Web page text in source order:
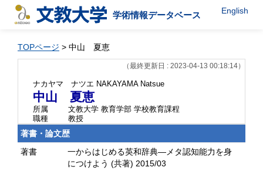
学術情報データベース English
TOPページ > 中山 夏恵
（最終更新日 : 2023-04-13 00:18:14）
ナカヤマ ナツエ NAKAYAMA Natsue
中山 夏恵
所属
文教大学 教育学部 学校教育課程
職種
教授
著書・論文歴
著書
一からはじめる英和辞典―メタ認知能力を身
につけよう (共著) 2015/03